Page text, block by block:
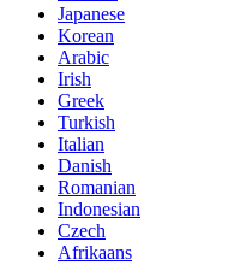
Japanese
Korean
Arabic
Irish
Greek
Turkish
Italian
Danish
Romanian
Indonesian
Czech
Afrikaans